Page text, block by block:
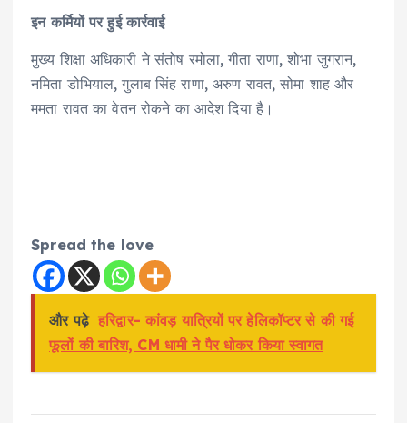
इन कर्मियों पर हुई कार्रवाई
मुख्य शिक्षा अधिकारी ने संतोष रमोला, गीता राणा, शोभा जुगरान,
नमिता डोभियाल, गुलाब सिंह राणा, अरुण रावत, सोमा शाह और
ममता रावत का वेतन रोकने का आदेश दिया है।
Spread the love
और पढ़े हरिद्वार- कांवड़ यात्रियों पर हेलिकॉप्टर से की गई
फूलों की बारिश, CM धामी ने पैर धोकर किया स्वागत